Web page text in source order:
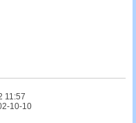
11:57
10-10